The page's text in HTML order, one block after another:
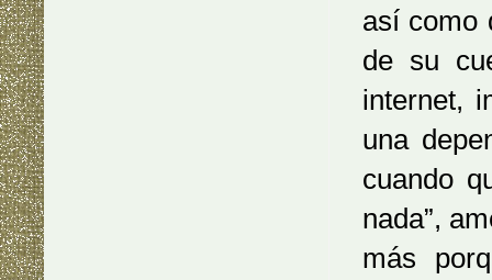
así como
de su
internet,
una
cuando
nada”,
más